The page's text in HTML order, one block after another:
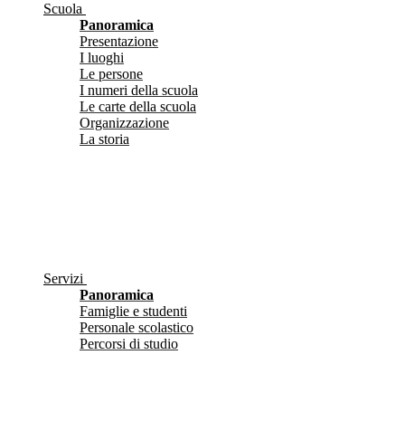
Scuola
Panoramica
Presentazione
I luoghi
Le persone
I numeri della scuola
Le carte della scuola
Organizzazione
La storia
Servizi
Panoramica
Famiglie e studenti
Personale scolastico
Percorsi di studio